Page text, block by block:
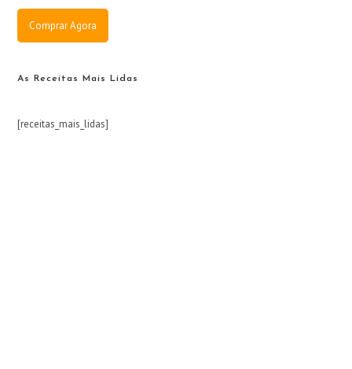
Comprar Agora
As Receitas Mais Lidas
[receitas_mais_lidas]